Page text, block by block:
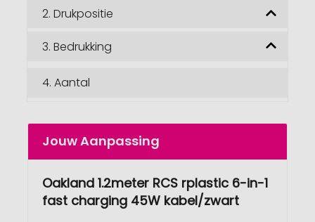
2. Drukpositie
3. Bedrukking
4. Aantal
Jouw Aanpassing
Oakland 1.2meter RCS rplastic 6-in-1
fast charging 45W kabel/zwart